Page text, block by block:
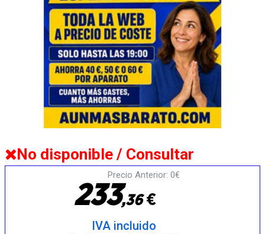
No disponible / Consultar
Precio Anterior: 0€
233,36€
IVA incluido